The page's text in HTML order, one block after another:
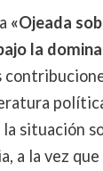
«Ojeada
la
situación
a la vez